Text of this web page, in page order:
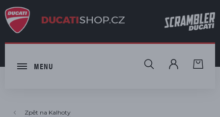
MENU HLEDAT
Kalhoty